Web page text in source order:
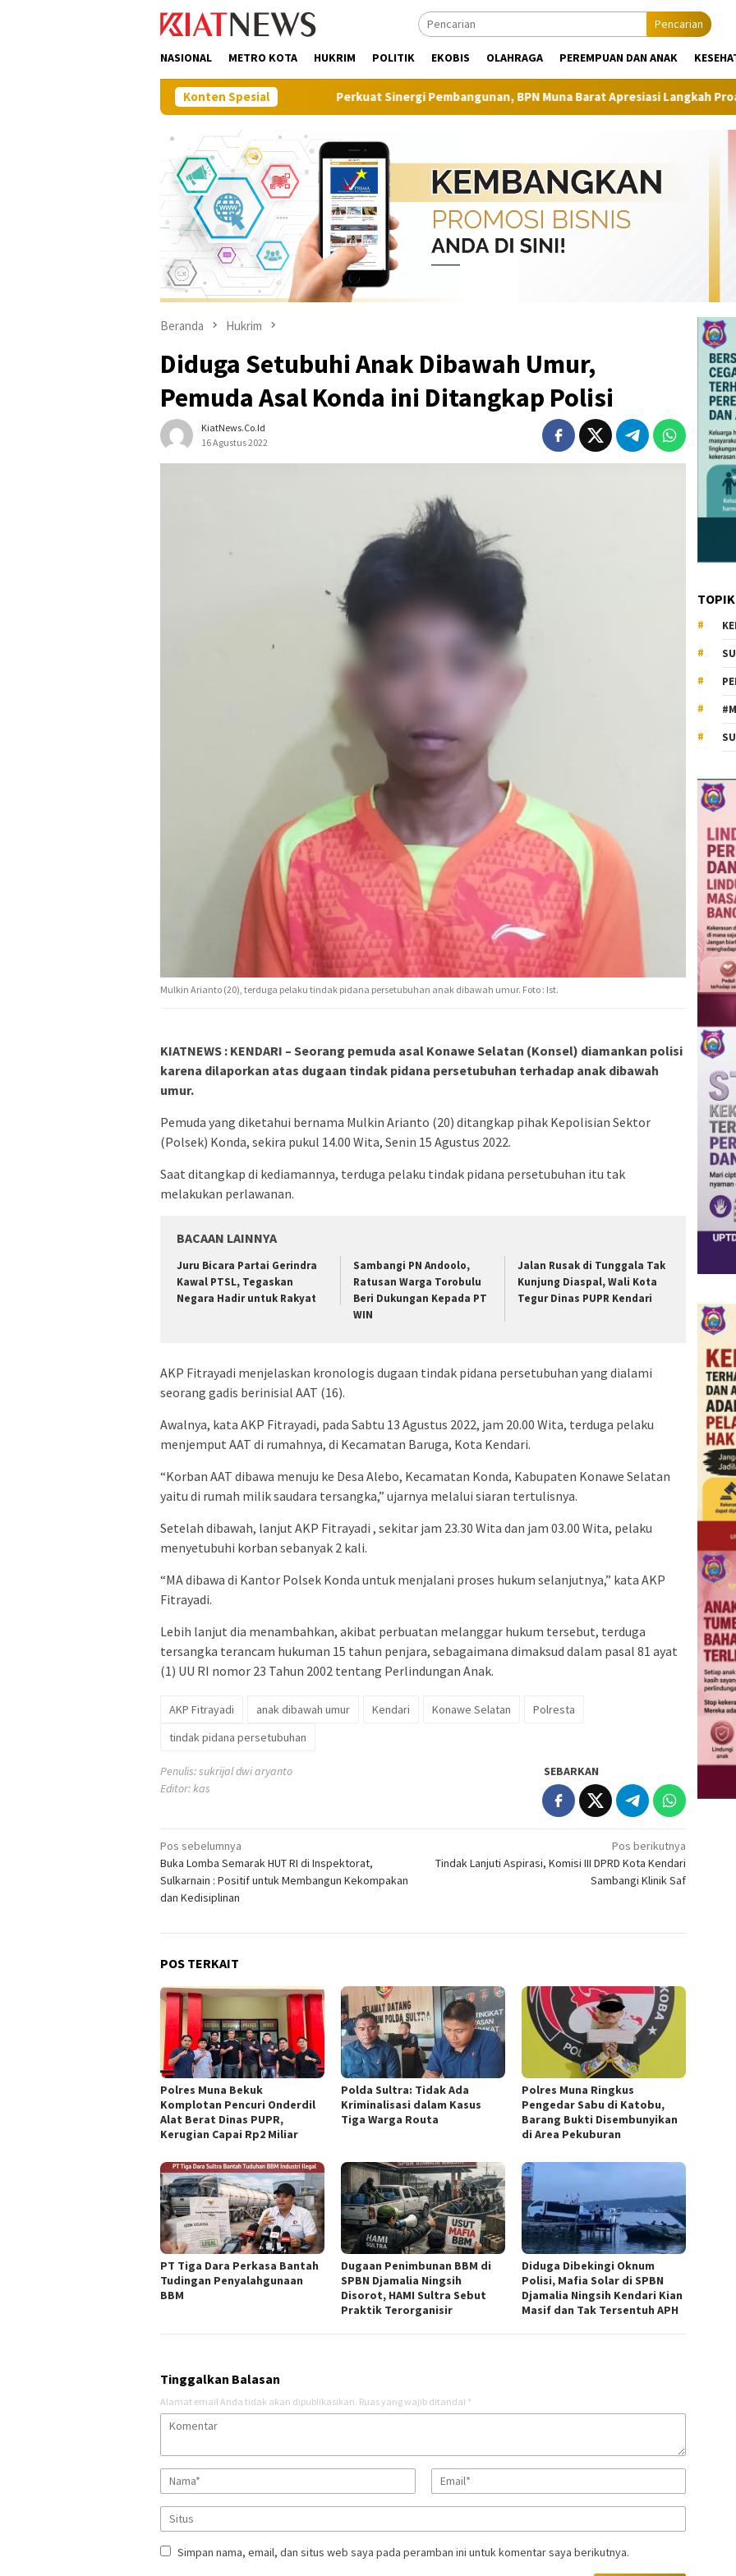
Pencarian
NASIONAL METRO KOTA HUKRIM POLITIK EKOBIS OLAHRAGA PEREMPUAN DAN ANAK
Konten SpesialPerkuat Sinergi Pembangunan, BPN Muna Barat Apresiasi Langkah Proaktif Dinas Perkim
Beranda Hukrim
Diduga Setubuhi Anak Dibawah Umur,
Pemuda Asal Konda ini Ditangkap Polisi
KiatNews.co.id
16 Agustus 2022
Mulkin Arianto (20), terduga pelaku tindak pidana persetubuhan anak dibawah umur. Foto : Ist.
KIATNEWS : KENDARI – Seorang pemuda asal Konawe Selatan (Konsel) diamankan polisi
karena dilaporkan atas dugaan tindak pidana persetubuhan terhadap anak dibawah
umur.
Pemuda yang diketahui bernama Mulkin Arianto (20) ditangkap pihak Kepolisian Sektor
(Polsek) Konda, sekira pukul 14.00 Wita, Senin 15 Agustus 2022.
Saat ditangkap di kediamannya, terduga pelaku tindak pidana persetubuhan itu tak
melakukan perlawanan.
BACAAN LAINNYA
‎Juru Bicara Partai Gerindra
Kawal PTSL, Tegaskan
Negara Hadir untuk Rakyat
‎Sambangi PN Andoolo,
Ratusan Warga Torobulu
Beri Dukungan Kepada PT
WIN
Jalan Rusak di Tunggala Tak
Kunjung Diaspal, Wali Kota
Tegur Dinas PUPR Kendari
AKP Fitrayadi menjelaskan kronologis dugaan tindak pidana persetubuhan yang dialami
seorang gadis berinisial AAT (16).
Awalnya, kata AKP Fitrayadi, pada Sabtu 13 Agustus 2022, jam 20.00 Wita, terduga pelaku
menjemput AAT di rumahnya, di Kecamatan Baruga, Kota Kendari.
“Korban AAT dibawa menuju ke Desa Alebo, Kecamatan Konda, Kabupaten Konawe Selatan
yaitu di rumah milik saudara tersangka,” ujarnya melalui siaran tertulisnya.
Setelah dibawah, lanjut AKP Fitrayadi , sekitar jam 23.30 Wita dan jam 03.00 Wita, pelaku
menyetubuhi korban sebanyak 2 kali.
“MA dibawa di Kantor Polsek Konda untuk menjalani proses hukum selanjutnya,” kata AKP
Fitrayadi.
Lebih lanjut dia menambahkan, akibat perbuatan melanggar hukum tersebut, terduga
tersangka terancam hukuman 15 tahun penjara, sebagaimana dimaksud dalam pasal 81 ayat
(1) UU RI nomor 23 Tahun 2002 tentang Perlindungan Anak.
AKP Fitrayadi anak dibawah umur Kendari Konawe Selatan
Polresta
tindak pidana persetubuhan
Penulis: sukrijal dwi aryanto
Editor: kas
SEBARKAN
Navigasi
pos
Pos sebelumnya
Buka Lomba Semarak HUT RI di Inspektorat,
Sulkarnain : Positif untuk Membangun Kekompakan
dan Kedisiplinan
Pos berikutnya
Tindak Lanjuti Aspirasi, Komisi III DPRD Kota Kendari
Sambangi Klinik Saf
POS TERKAIT
Polres Muna Bekuk
Komplotan Pencuri Onderdil
Alat Berat Dinas PUPR,
Kerugian Capai Rp2 Miliar
Polda Sultra: Tidak Ada
Kriminalisasi dalam Kasus
Tiga Warga Routa
Polres Muna Ringkus
Pengedar Sabu di Katobu,
Barang Bukti Disembunyikan
di Area Pekuburan
PT Tiga Dara Perkasa Bantah
Tudingan Penyalahgunaan
BBM ‎
Dugaan Penimbunan BBM di
SPBN Djamalia Ningsih
Disorot, HAMI Sultra Sebut
Praktik Terorganisir
Diduga Dibekingi Oknum
Polisi, Mafia Solar di SPBN
Djamalia Ningsih Kendari Kian
Masif dan Tak Tersentuh APH
Tinggalkan Balasan
Alamat email Anda tidak akan dipublikasikan. Ruas yang wajib ditandai *
Simpan nama, email, dan situs web saya pada peramban ini untuk komentar saya berikutnya.